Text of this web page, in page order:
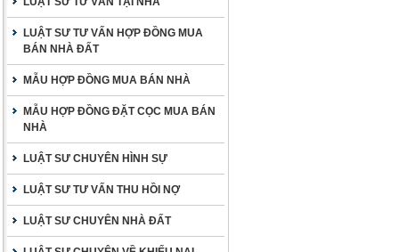
LUẬT SƯ TƯ VẤN HỢP ĐỒNG MUA
BÁN NHÀ ĐẤT
MẪU HỢP ĐỒNG MUA BÁN NHÀ
MẪU HỢP ĐỒNG ĐẶT CỌC MUA BÁN
NHÀ
LUẬT SƯ CHUYÊN HÌNH SỰ
LUẬT SƯ TƯ VẤN THU HỒI NỢ
LUẬT SƯ CHUYÊN NHÀ ĐẤT